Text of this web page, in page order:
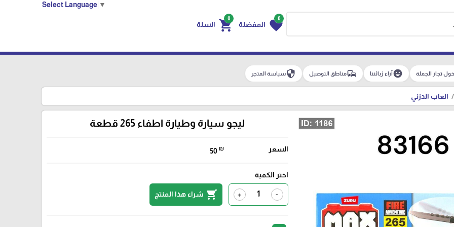
Select Language ▼
0
favorite المفضلة
0
shopping_cart السلة
تجار الجملة emoji_emotionsآراء زبائننا commuteمناطق التوصيل securityسياسة المتجر
العاب الدزني
ليجو سيارة وطيارة اطفاء 265 قطعة
السعر 50 ₪
اختر الكمية
-
+
shopping_cart شراء هذا المنتج